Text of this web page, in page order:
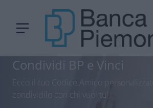
Condividi BP e Vinci
Ecco il tuo Codice Amico personalizzato,
condividilo con chi vuoi tu!